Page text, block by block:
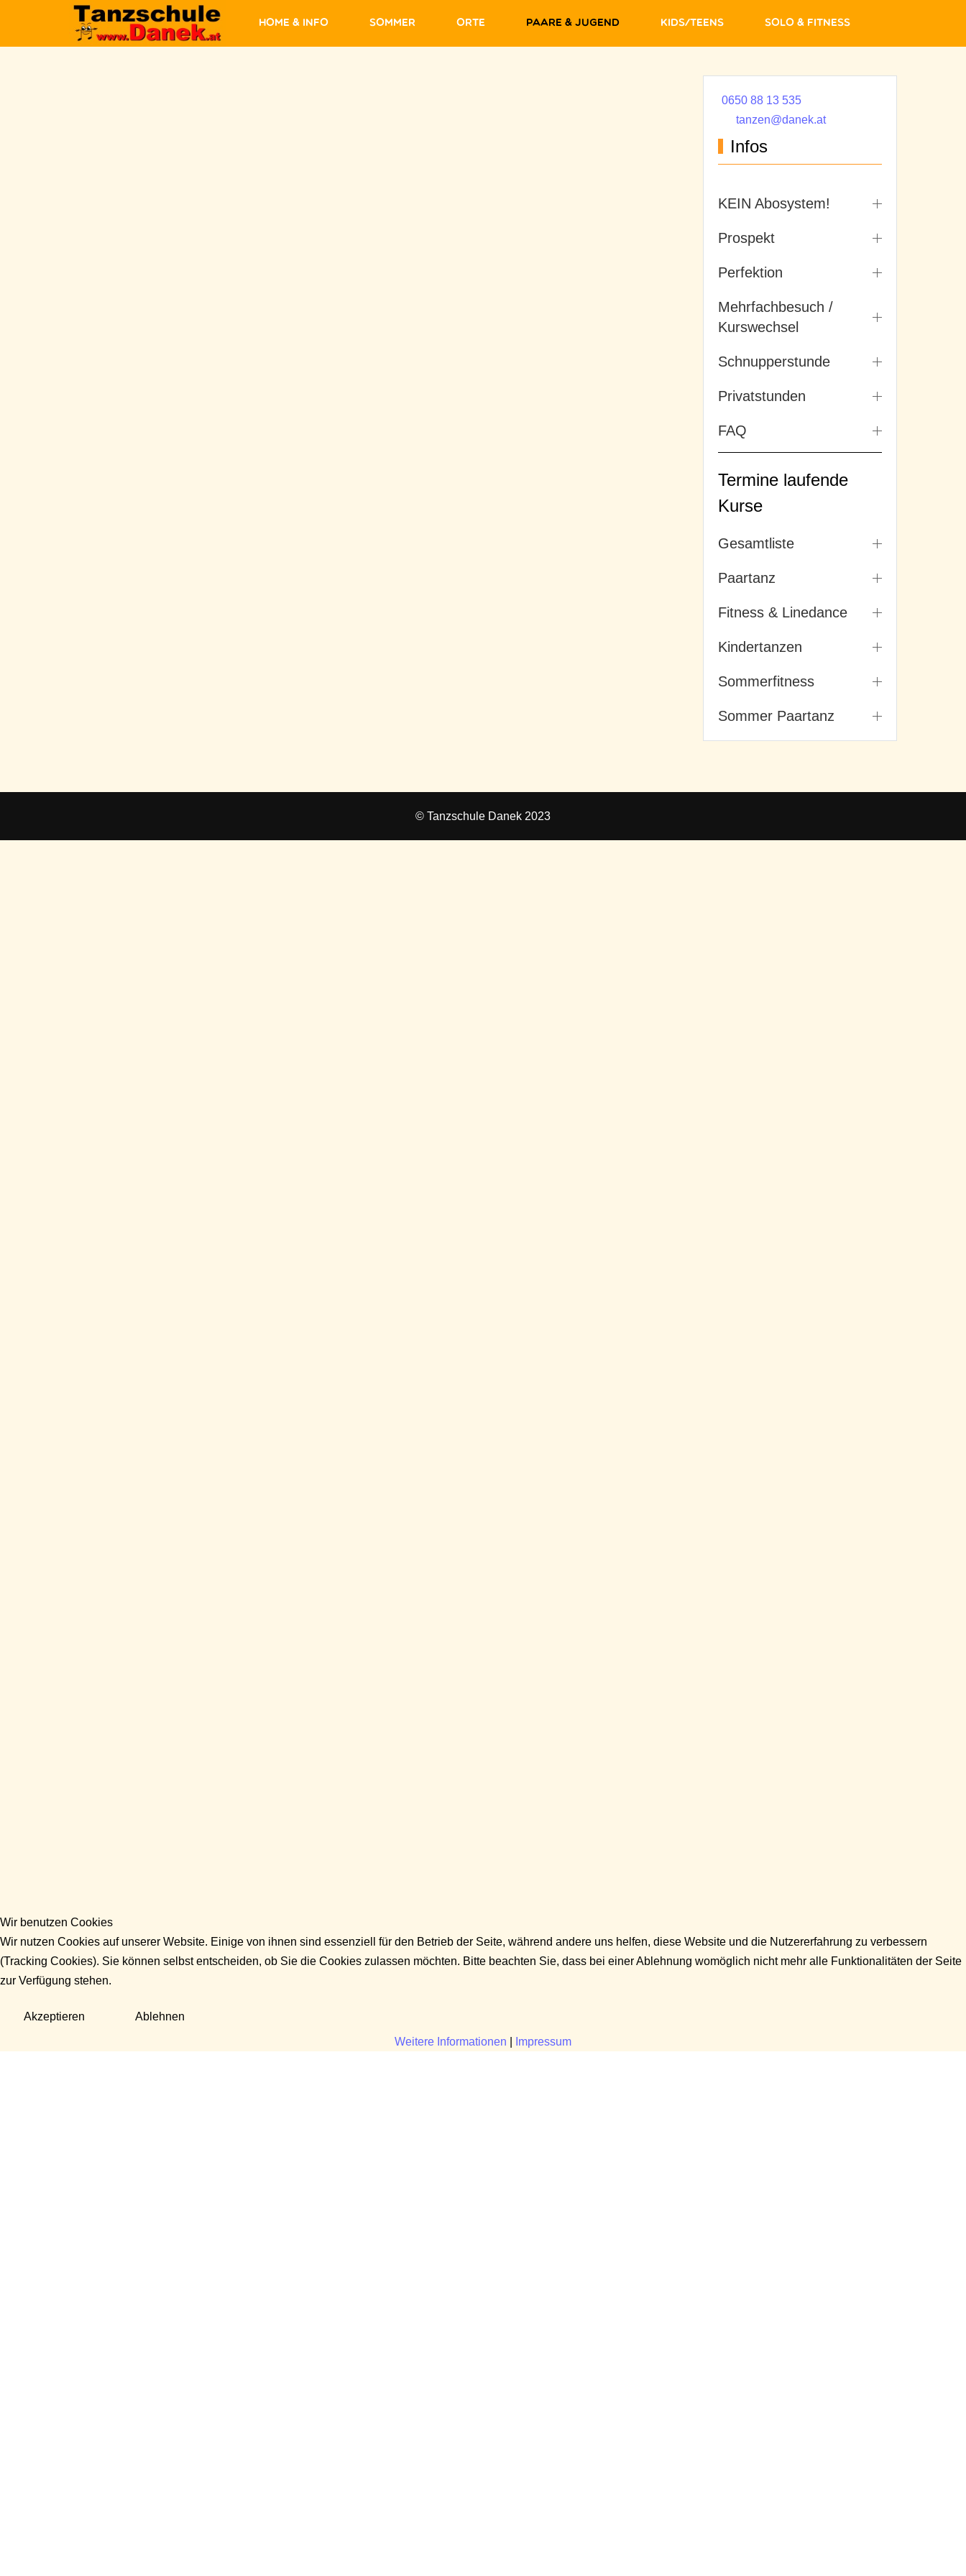
Home & Info Sommer Orte Paare & Jugend Kids/Teens Solo & Fitness
0650 88 13 535
tanzen@danek.at
Infos
KEIN Abosystem!
Prospekt
Perfektion
Mehrfachbesuch /
Kurswechsel
Schnupperstunde
Privatstunden
FAQ
Termine laufende
Kurse
Gesamtliste
Paartanz
Fitness & Linedance
Kindertanzen
Sommerfitness
Sommer Paartanz
© Tanzschule Danek 2023
Wir benutzen Cookies
Wir nutzen Cookies auf unserer Website. Einige von ihnen sind essenziell für den Betrieb der Seite, während andere uns helfen, diese Website und die Nutzererfahrung zu verbessern
(Tracking Cookies). Sie können selbst entscheiden, ob Sie die Cookies zulassen möchten. Bitte beachten Sie, dass bei einer Ablehnung womöglich nicht mehr alle Funktionalitäten der Seite
zur Verfügung stehen.
Akzeptieren Ablehnen
Weitere Informationen Impressum